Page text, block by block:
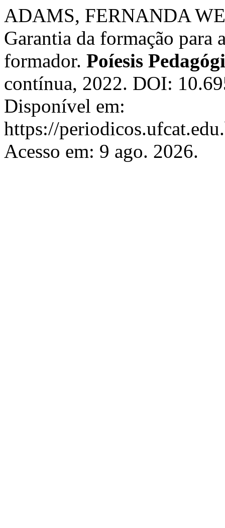
ADAMS, FERNANDA
Garantia da formação para
formador. Poíesis
contínua, 2022. DOI:
Disponível em:
https://
Acesso em: 9 ago. 2026.